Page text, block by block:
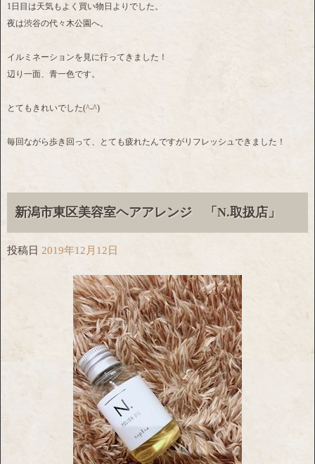
1日目は天気もよく買い物日よりでした。
夜は渋谷の代々木公園へ。
イルミネーションを見に行ってきました！
辺り一面、青一色です。
とてもきれいでした(^-^)
毎回ながら歩き回って、とても疲れたんですがリフレッシュできました！
新潟市東区美容室ヘアアレンジ 「N.取扱店」
投稿日 2019年12月12日